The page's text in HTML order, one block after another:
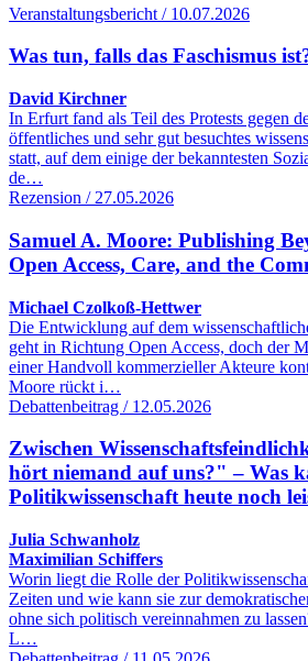
Veranstaltungsbericht / 10.07.2026
Was tun, falls das Faschismus
David Kirchner
In Erfurt fand als Teil des Protests gegen
öffentliches und sehr gut besuchtes
statt, auf dem einige der bekanntesten
de…
Rezension / 27.05.2026
Samuel A. Moore: Publishing
Open Access, Care, and the
Michael Czolkoß-Hettwer
Die Entwicklung auf dem
geht in Richtung Open Access, doch der
einer Handvoll kommerzieller Akteure
Moore rückt i…
Debattenbeitrag / 12.05.2026
Zwischen
hört niemand auf uns?" – Was
Politikwissenschaft heute noch
Julia Schwanholz
Maximilian Schiffers
Worin liegt die Rolle der
Zeiten und wie kann sie zur
ohne sich politisch vereinnahmen zu
L…